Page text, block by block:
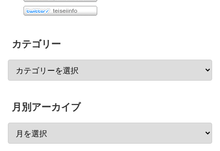
カテゴリー
月別アーカイブ